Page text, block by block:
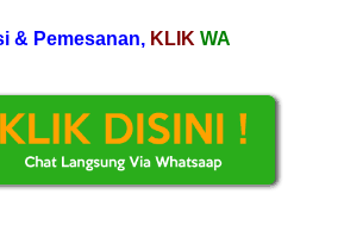
& Pemesanan, KLIK WA